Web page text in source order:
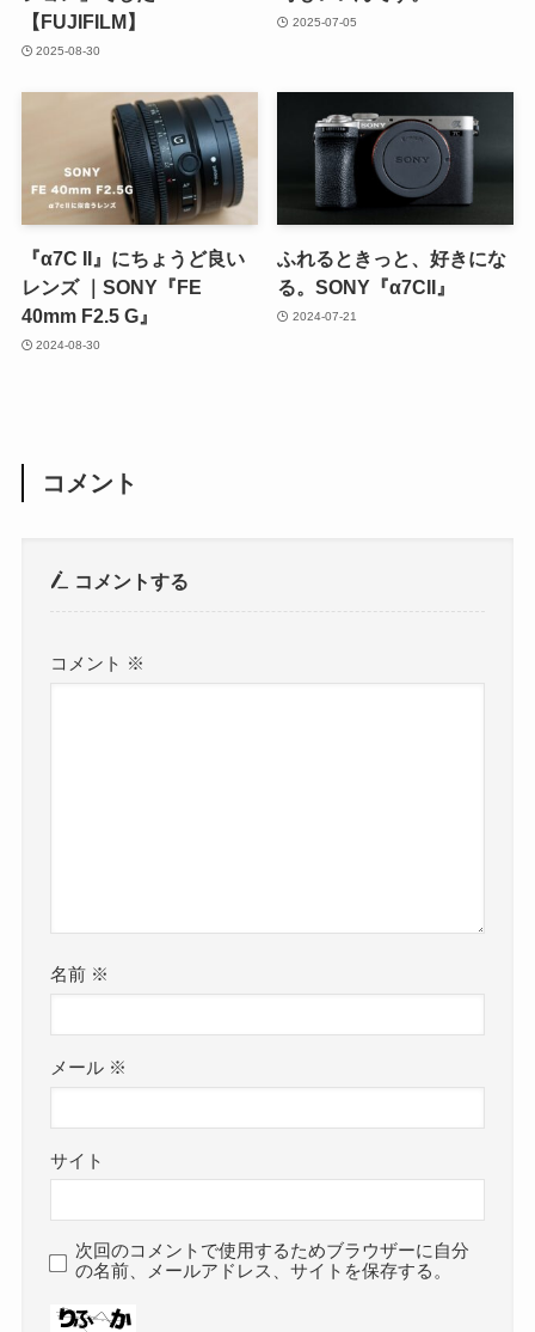
【FUJIFILM】
2025-08-30
2025-07-05
『α7C II』にちょうど良い
レンズ ｜SONY『FE
40mm F2.5 G』
2024-08-30
ふれるときっと、好きにな
る。SONY『α7CII』
2024-07-21
コメント
コメントする
コメント ※
名前 ※
メール ※
サイト
次回のコメントで使用するためブラウザーに自分
の名前、メールアドレス、サイトを保存する。